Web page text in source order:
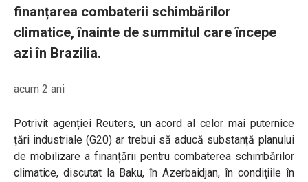
finanțarea combaterii schimbărilor
climatice, înainte de summitul care începe
azi în Brazilia.
acum 2 ani
Potrivit agenției Reuters, un acord al celor mai puternice
țări industriale (G20) ar trebui să aducă substanță planului
de mobilizare a finanțării pentru combaterea schimbărilor
climatice, discutat la Baku, în Azerbaidjan, în condițiile în